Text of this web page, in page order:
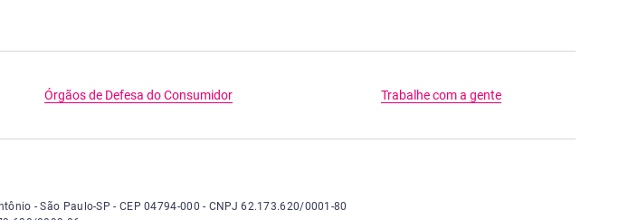
Órgãos de Defesa do Consumidor Trabalhe com a gente
quarto andar - Chácara Santo Antônio - cidade e estado de São Paulo - CEP 04794-000 - CNPJ 62.173.620/0001-80
- São Paulo-SP - CEP 04794-000 - CNPJ 62.173.620/0001-80